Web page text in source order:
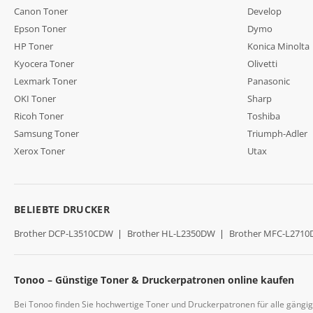
Canon Toner
Epson Toner
HP Toner
Kyocera Toner
Lexmark Toner
OKI Toner
Ricoh Toner
Samsung Toner
Xerox Toner
Develop
Dymo
Konica Minolta
Olivetti
Panasonic
Sharp
Toshiba
Triumph-Adler
Utax
BELIEBTE DRUCKER
Brother DCP-L3510CDW | Brother HL-L2350DW | Brother MFC-
Tonoo – Günstige Toner & Druckerpatronen online kaufen
Bei Tonoo finden Sie hochwertige Toner und Druckerpatronen für alle